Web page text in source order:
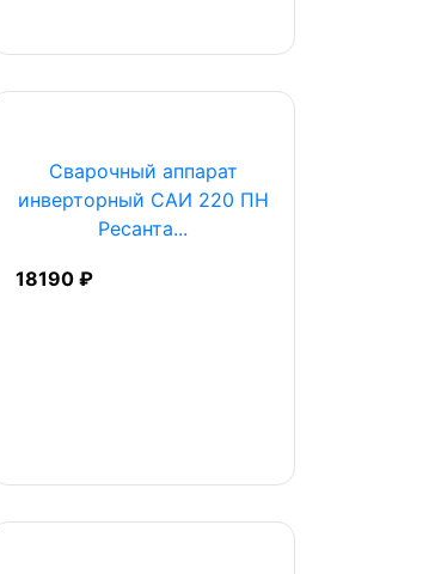
Сварочный аппарат
инверторный САИ 220 ПН
Ресанта...
18190 ₽